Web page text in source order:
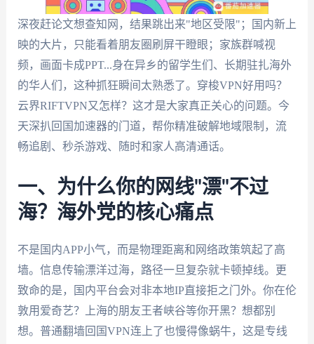
深夜赶论文想查知网，结果跳出来"地区受限"；国内新上
映的大片，只能看着朋友圈刷屏干瞪眼；家族群喊视
频，画面卡成PPT...身在异乡的留学生们、长期驻扎海外
的华人们，这种抓狂瞬间太熟悉了。穿梭VPN好用吗？
云界RIFTVPN又怎样？这才是大家真正关心的问题。今
天深扒回国加速器的门道，帮你精准破解地域限制，流
畅追剧、秒杀游戏、随时和家人高清通话。
一、为什么你的网线"漂"不过
海？海外党的核心痛点
不是国内APP小气，而是物理距离和网络政策筑起了高
墙。信息传输漂洋过海，路径一旦复杂就卡顿掉线。更
致命的是，国内平台会对非本地IP直接拒之门外。你在伦
敦用爱奇艺？上海的朋友王者峡谷等你开黑？想都别
想。普通翻墙回国VPN连上了也慢得像蜗牛，这是专线